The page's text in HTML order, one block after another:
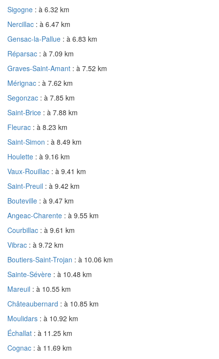
Sigogne : à 6.32 km
Nercillac : à 6.47 km
Gensac-la-Pallue : à 6.83 km
Réparsac : à 7.09 km
Graves-Saint-Amant : à 7.52 km
Mérignac : à 7.62 km
Segonzac : à 7.85 km
Saint-Brice : à 7.88 km
Fleurac : à 8.23 km
Saint-Simon : à 8.49 km
Houlette : à 9.16 km
Vaux-Rouillac : à 9.41 km
Saint-Preuil : à 9.42 km
Bouteville : à 9.47 km
Angeac-Charente : à 9.55 km
Courbillac : à 9.61 km
Vibrac : à 9.72 km
Boutiers-Saint-Trojan : à 10.06 km
Sainte-Sévère : à 10.48 km
Mareuil : à 10.55 km
Châteaubernard : à 10.85 km
Moulidars : à 10.92 km
Échallat : à 11.25 km
Cognac : à 11.69 km